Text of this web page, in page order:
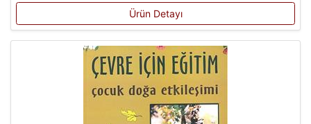
Ürün Detayı